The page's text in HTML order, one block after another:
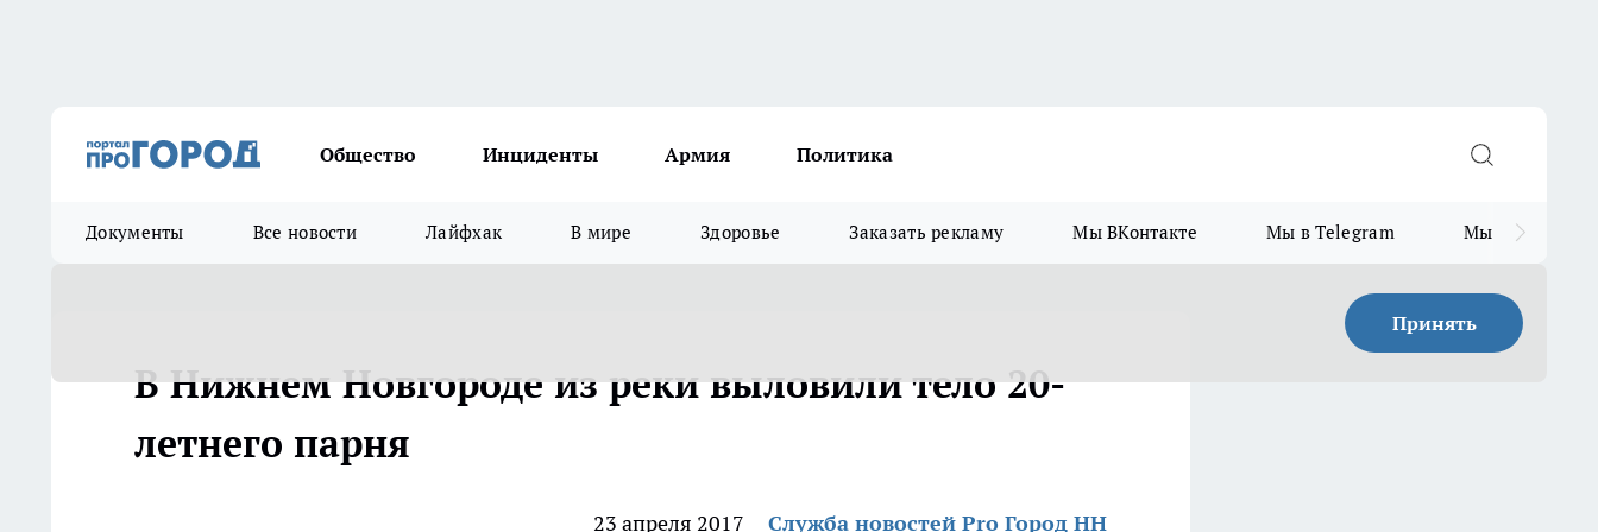
Общество Инциденты Армия Политика
Документы Все новости Лайфхак В мире Здоровье Заказать рекламу Мы ВКонтакте Мы в Telegram Мы в MAX
Принять
В Нижнем Новгороде из реки выловили тело 20-
летнего парня
23 апреля 2017
Служба новостей Pro Город НН